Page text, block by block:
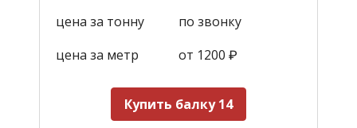
цена за тонну
по звонку
цена за метр
от 1200 ₽
Купить балку 14